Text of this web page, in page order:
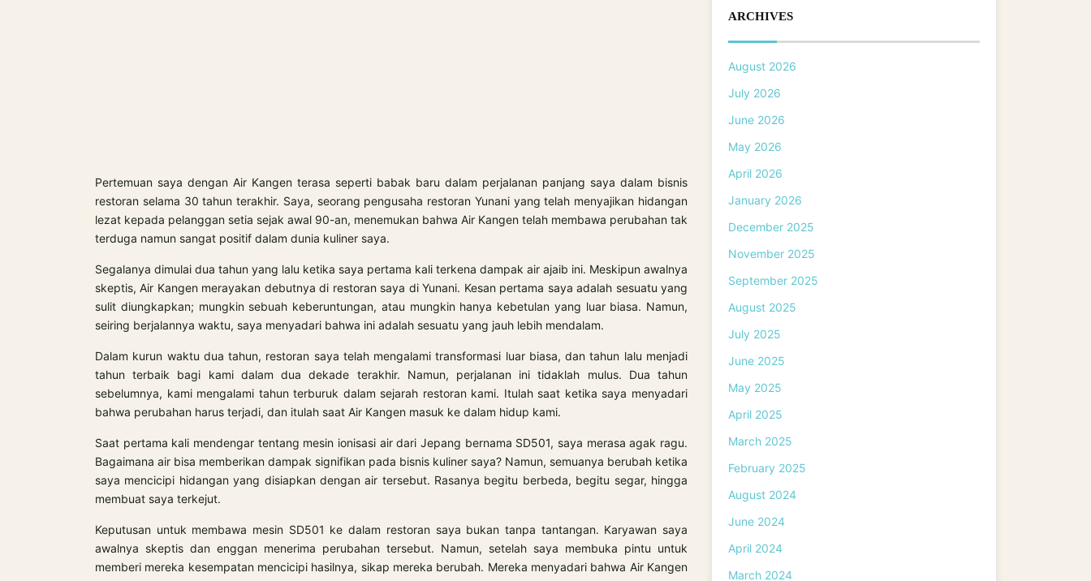
Pertemuan saya dengan Air Kangen terasa seperti babak baru dalam perjalanan panjang saya dalam bisnis
restoran selama 30 tahun terakhir. Saya, seorang pengusaha restoran Yunani yang telah menyajikan hidangan
lezat kepada pelanggan setia sejak awal 90-an, menemukan bahwa Air Kangen telah membawa perubahan tak
terduga namun sangat positif dalam dunia kuliner saya.
Segalanya dimulai dua tahun yang lalu ketika saya pertama kali terkena dampak air ajaib ini. Meskipun awalnya
skeptis, Air Kangen merayakan debutnya di restoran saya di Yunani. Kesan pertama saya adalah sesuatu yang
sulit diungkapkan; mungkin sebuah keberuntungan, atau mungkin hanya kebetulan yang luar biasa. Namun,
seiring berjalannya waktu, saya menyadari bahwa ini adalah sesuatu yang jauh lebih mendalam.
Dalam kurun waktu dua tahun, restoran saya telah mengalami transformasi luar biasa, dan tahun lalu menjadi
tahun terbaik bagi kami dalam dua dekade terakhir. Namun, perjalanan ini tidaklah mulus. Dua tahun
sebelumnya, kami mengalami tahun terburuk dalam sejarah restoran kami. Itulah saat ketika saya menyadari
bahwa perubahan harus terjadi, dan itulah saat Air Kangen masuk ke dalam hidup kami.
Saat pertama kali mendengar tentang mesin ionisasi air dari Jepang bernama SD501, saya merasa agak ragu.
Bagaimana air bisa memberikan dampak signifikan pada bisnis kuliner saya? Namun, semuanya berubah ketika
saya mencicipi hidangan yang disiapkan dengan air tersebut. Rasanya begitu berbeda, begitu segar, hingga
membuat saya terkejut.
Keputusan untuk membawa mesin SD501 ke dalam restoran saya bukan tanpa tantangan. Karyawan saya
awalnya skeptis dan enggan menerima perubahan tersebut. Namun, setelah saya membuka pintu untuk
memberi mereka kesempatan mencicipi hasilnya, sikap mereka berubah. Mereka menyadari bahwa Air Kangen
ARCHIVES
August 2026
July 2026
June 2026
May 2026
April 2026
January 2026
December 2025
November 2025
September 2025
August 2025
July 2025
June 2025
May 2025
April 2025
March 2025
February 2025
August 2024
June 2024
April 2024
March 2024